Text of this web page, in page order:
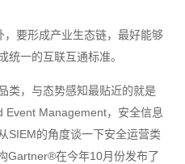
，要形成产业生态链，最好能够
统一的互联互通标准。
类，与态势感知最贴近的就是
Event Management，安全信息
SIEM的角度谈一下安全运营类
Gartner®在今年10月份发布了